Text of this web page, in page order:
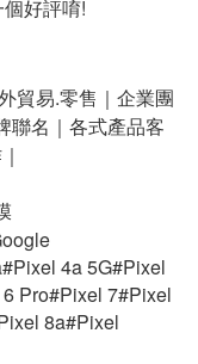
好評唷!
貿易.零售｜企業團
聯名｜各式產品客
4a 5G#Pixel
Pro#Pixel 7#Pixel
8a#Pixel